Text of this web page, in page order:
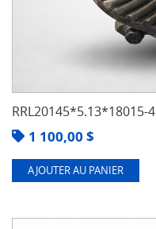
RRL20145*5.13*18015-4
1 100,00 $
AJOUTER AU PANIER